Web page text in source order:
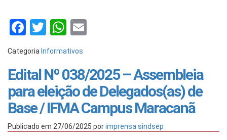
Facebook
TwitterWhatsApp
Categoria Informativos
Edital Nº 038/2025 – Assembleia
para eleição de Delegados(as) de
Base / IFMA Campus Maracanã
Publicado em 27/06/2025 porimprensa sindsep